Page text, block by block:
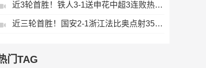
近3轮首胜！铁人3-1送申花中超3连败热菲尼奥双响邦本宜裕传射
近三轮首胜！国安2-1浙江法比奥点射35岁张稀哲制胜王钰栋送助攻
门TAG